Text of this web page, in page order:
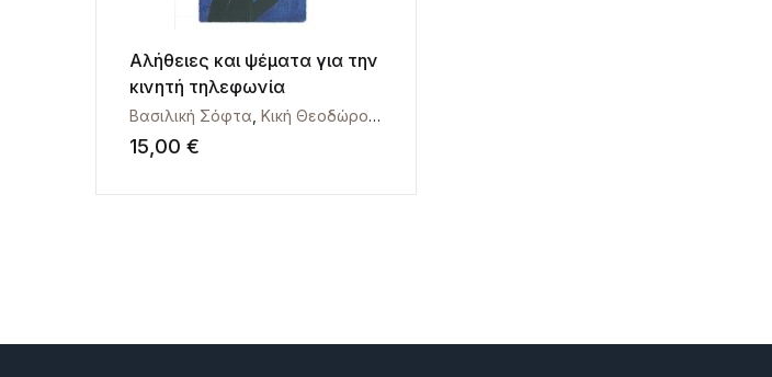
Αλήθειες και ψέματα για την
κινητή τηλεφωνία
Βασιλική Σόφτα Κική Θεοδώρου ,
15,00 €